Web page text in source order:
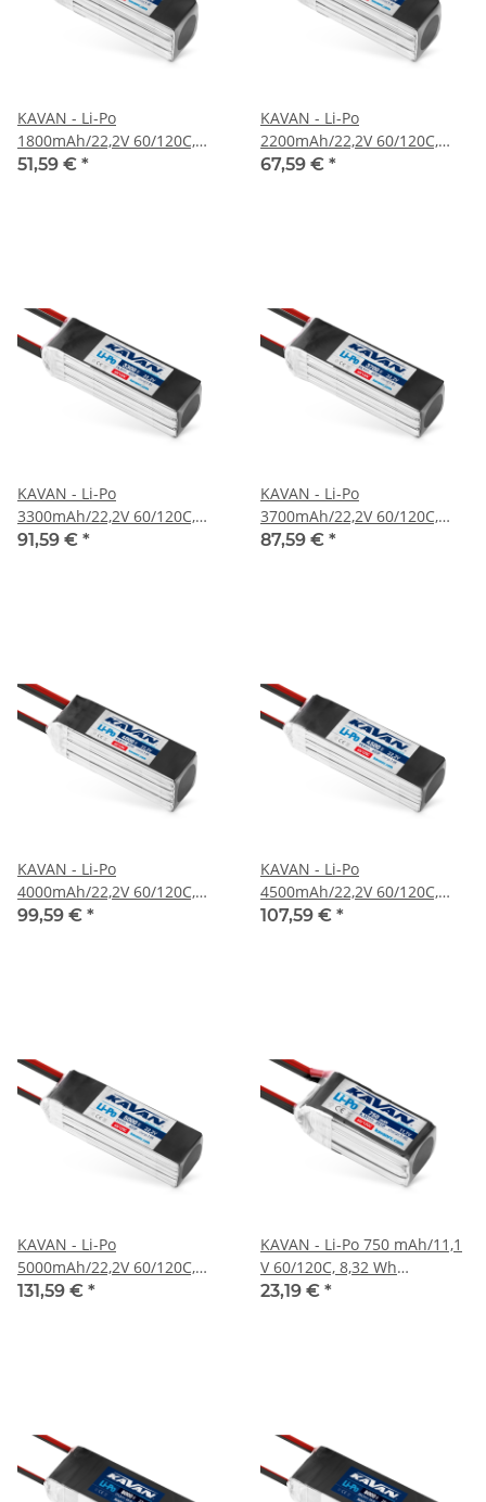
KAVAN - Li-Po
1800mAh/22,2V 60/120C,
39,9Wh (KAV33.6062)
51,59 € *
KAVAN - Li-Po
2200mAh/22,2V 60/120C,
48,8Wh (KAV33.6064)
67,59 € *
KAVAN - Li-Po
3300mAh/22,2V 60/120C,
73,2Wh (KAV33.6066)
91,59 € *
KAVAN - Li-Po
3700mAh/22,2V 60/120C,
82,1Wh (KAV33.6068)
87,59 € *
KAVAN - Li-Po
4000mAh/22,2V 60/120C,
88,8Wh (KAV33.6070)
99,59 € *
KAVAN - Li-Po
4500mAh/22,2V 60/120C,
99,9Wh (KAV33.6072)
107,59 € *
KAVAN - Li-Po
5000mAh/22,2V 60/120C,
111Wh (KAV33.6074)
131,59 € *
KAVAN - Li-Po 750 mAh/11,1
V 60/120C, 8,32 Wh
(KAV33.6078)
23,19 € *